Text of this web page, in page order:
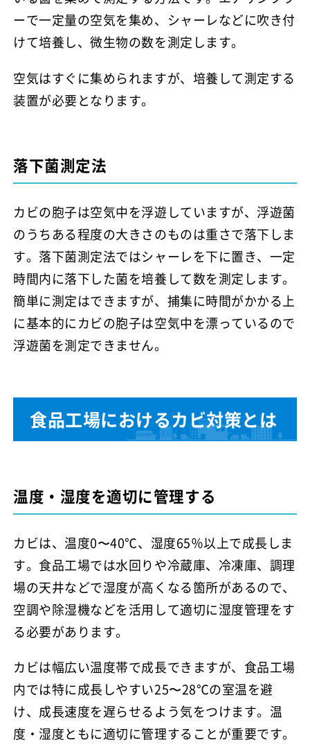
ーで一定量の空気を集め、シャーレなどに吹き付
けて培養し、微生物の数を測定します。
空気はすぐに集められますが、培養して測定する
装置が必要となります。
落下菌測定法
カビの胞子は空気中を浮遊していますが、浮遊菌
のうちある程度の大きさのものは重さで落下しま
す。落下菌測定法ではシャーレを下に置き、一定
時間内に落下した菌を培養して数を測定します。
簡単に測定はできますが、捕集に時間がかかる上
に基本的にカビの胞子は空気中を漂っているので
浮遊菌を測定できません。
食品工場におけるカビ対策とは
温度・湿度を適切に管理する
カビは、温度0〜40℃、湿度65％以上で成長しま
す。食品工場では水回りや冷蔵庫、冷凍庫、調理
場の天井などで湿度が高くなる箇所があるので、
空調や除湿機などを活用して適切に湿度管理をす
る必要があります。
カビは幅広い温度帯で成長できますが、食品工場
内では特に成長しやすい25〜28℃の室温を避
け、成長速度を遅らせるよう気をつけます。温
度・湿度ともに適切に管理することが重要です。